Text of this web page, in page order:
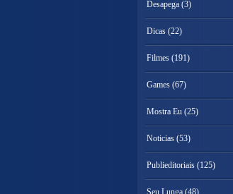
Desapega (3)
Dicas (22)
Filmes (191)
Games (67)
Mostra Eu (25)
Noticias (53)
Publieditoriais (125)
Seu Lunga (48)